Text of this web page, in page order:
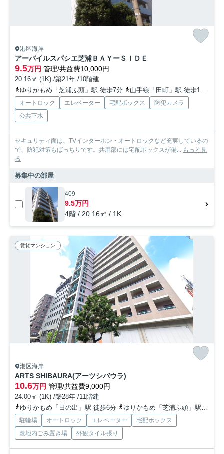
港区海岸
アーバイルスパシエ芝浦ＢＡＹーＳＩＤＥ
9.5万円 管理/共益費10,000円
20.16㎡ (1K) /築21年 /10階建
ゆりかもめ「芝浦ふ頭」駅 徒歩7分
山手線「田町」駅 徒歩13分
オートロック エレベーター 宅配ボックス
防犯カメラ
公共下水
セキュリティ面は、TVインターホン・オートロックなど充実しているの
で、防犯対策もばっちりです。共用部には宅配ボックスが備... もっと見
る
募集中の部屋
409
9.5万円
4階 / 20.16㎡ / 1K
賃貸マンション
港区海岸
ARTS SHIBAURA(アーツシバウラ)
10.6万円 管理/共益費9,000円
24.00㎡ (1K) /築28年 /11階建
ゆりかもめ「日の出」駅 徒歩6分
ゆりかもめ「芝浦ふ頭」駅 徒歩7分
駐輪場 オートロック エレベーター
宅配ボックス
敷地内ごみ置き場
外観タイル張り